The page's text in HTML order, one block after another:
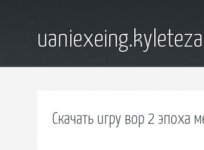
Скачать игру вор 2 эпоха